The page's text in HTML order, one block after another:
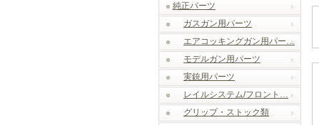
純正パーツ
ガスガン用パーツ
エアコッキングガン用パー…
モデルガン用パーツ
実銃用パーツ
レイルシステム/フロント…
グリップ・ストック類